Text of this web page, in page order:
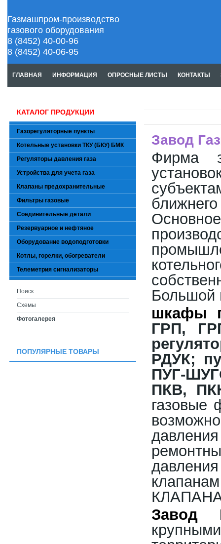
Газмашпром-производство
газового оборудования
8 (8452) 40-00-96
8 (8452) 40-06-95
ГЛАВНАЯ ИНФОРМАЦИЯ ОПРОСНЫЕ ЛИСТЫ КОНТАКТЫ
Завод
Фирма
Большой
шкафы
ГРП,
РДУК;
ПУГ-
ПКВ,
газовые
Завод
КАТАЛОГ ПРОДУКЦИИ
Газорегуляторные пункты
Котельные установки ТКУ (БКУ) БМК
Регуляторы давления газа
Устройства для учета газа
Клапаны предохранительные
Фильтры газовые
Соединительные детали
Резервуарное и нефтяное
Оборудование водоподготовки
Котлы, горелки, обогреватели
Телеметрия сигнализаторы
Поиск
Схемы
Фотогалерея
ПОПУЛЯРНЫЕ ТОВАРЫ